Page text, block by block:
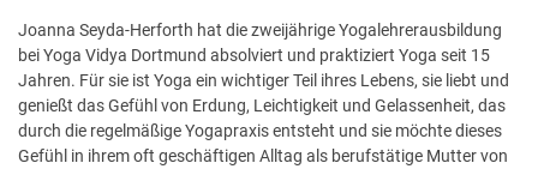
Joanna Seyda-Herforth hat die zweijährige Yogalehrerausbildung
bei Yoga Vidya Dortmund absolviert und praktiziert Yoga seit 15
Jahren. Für sie ist Yoga ein wichtiger Teil ihres Lebens, sie liebt und
genießt das Gefühl von Erdung, Leichtigkeit und Gelassenheit, das
durch die regelmäßige Yogapraxis entsteht und sie möchte dieses
Gefühl in ihrem oft geschäftigen Alltag als berufstätige Mutter von